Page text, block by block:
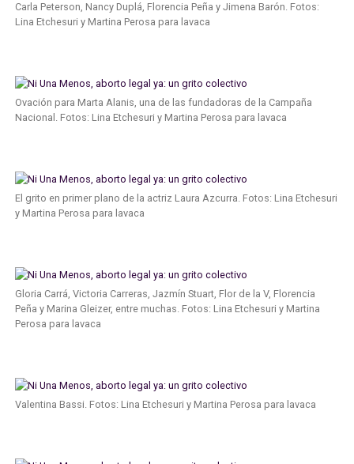
Carla Peterson, Nancy Duplá, Florencia Peña y Jimena Barón. Fotos:
Lina Etchesuri y Martina Perosa para lavaca
Ovación para Marta Alanis, una de las fundadoras de la Campaña
Nacional. Fotos: Lina Etchesuri y Martina Perosa para lavaca
El grito en primer plano de la actriz Laura Azcurra. Fotos: Lina Etchesuri
y Martina Perosa para lavaca
Gloria Carrá, Victoria Carreras, Jazmín Stuart, Flor de la V, Florencia
Peña y Marina Gleizer, entre muchas. Fotos: Lina Etchesuri y Martina
Perosa para lavaca
Valentina Bassi. Fotos: Lina Etchesuri y Martina Perosa para lavaca